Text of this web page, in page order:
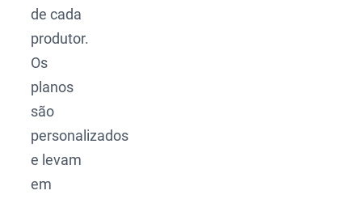
de cada
produtor.
Os
planos
são
personalizados
e levam
em